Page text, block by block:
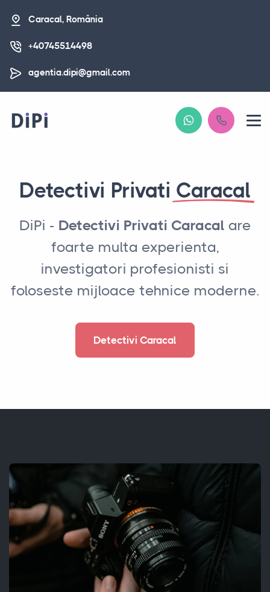
Caracal, România
+40745514498
agentia.dipi@gmail.com
Detectivi Privati Caracal
DiPi - Detectivi Privati Caracal are
foarte multa experienta,
investigatori profesionisti si
foloseste mijloace tehnice moderne.
Detectivi Caracal